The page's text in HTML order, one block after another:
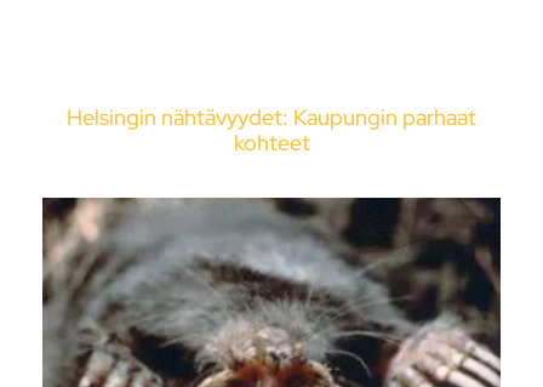
Helsingin nähtävyydet: Kaupungin parhaat
kohteet